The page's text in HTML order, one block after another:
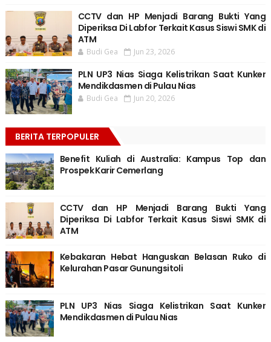
CCTV dan HP Menjadi Barang Bukti Yang
Diperiksa Di Labfor Terkait Kasus Siswi SMK di
ATM
Budi Gea Jun 23, 2026
PLN UP3 Nias Siaga Kelistrikan Saat Kunker
Mendikdasmen di Pulau Nias
Budi Gea Jun 20, 2026
BERITA TERPOPULER
Benefit Kuliah di Australia: Kampus Top dan
Prospek Karir Cemerlang
CCTV dan HP Menjadi Barang Bukti Yang
Diperiksa Di Labfor Terkait Kasus Siswi SMK di
ATM
Kebakaran Hebat Hanguskan Belasan Ruko di
Kelurahan Pasar Gunungsitoli
PLN UP3 Nias Siaga Kelistrikan Saat Kunker
Mendikdasmen di Pulau Nias